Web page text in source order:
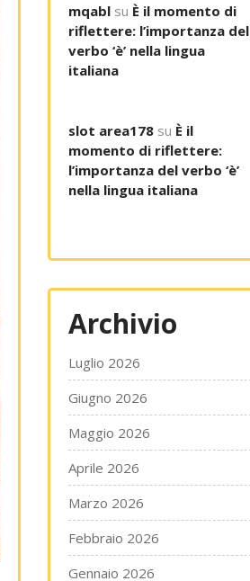
mqabl su È il momento di
riflettere: l’importanza del
verbo ‘è’ nella lingua
italiana
slot area178 su È il
momento di riflettere:
l’importanza del verbo ‘è’
nella lingua italiana
Archivio
Luglio 2026
Giugno 2026
Maggio 2026
Aprile 2026
Marzo 2026
Febbraio 2026
Gennaio 2026